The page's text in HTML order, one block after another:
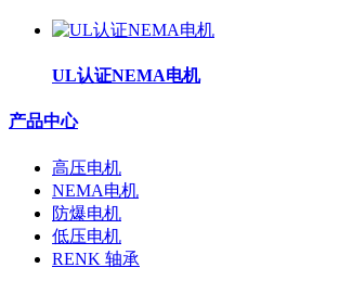
UL认证NEMA电机
产品中心
高压电机
NEMA电机
防爆电机
低压电机
RENK 轴承